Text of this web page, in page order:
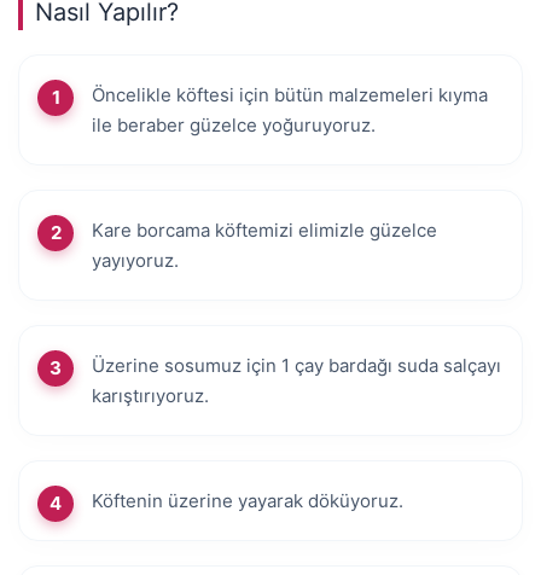
Nasıl Yapılır?
Öncelikle köftesi için bütün malzemeleri kıyma
ile beraber güzelce yoğuruyoruz.
Kare borcama köftemizi elimizle güzelce
yayıyoruz.
Üzerine sosumuz için 1 çay bardağı suda salçayı
karıştırıyoruz.
Köftenin üzerine yayarak döküyoruz.